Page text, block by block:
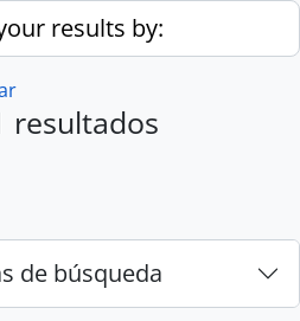
results by:
resultados
de búsqueda